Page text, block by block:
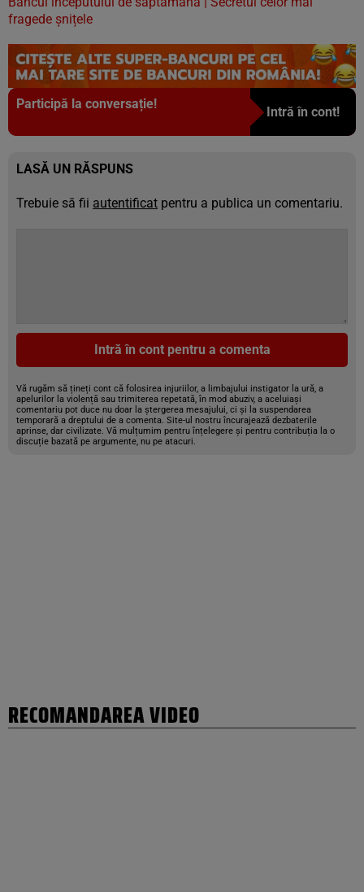
fragede șnițele
Participă la conversație!
Intră în cont!
LASĂ UN RĂSPUNS
Trebuie să fii autentificat pentru a publica un comentariu.
Intră în cont pentru a comenta
Vă rugăm să țineți cont că folosirea injuriilor, a limbajului instigator la ură, a
apelurilor la violență sau trimiterea repetată, în mod abuziv, a aceluiași
comentariu pot duce nu doar la ștergerea mesajului, ci și la suspendarea
temporară a dreptului de a comenta. Site-ul nostru încurajează dezbaterile
aprinse, dar civilizate. Vă mulțumim pentru înțelegere și pentru contribuția la o
discuție bazată pe argumente, nu pe atacuri.
RECOMANDAREA VIDEO